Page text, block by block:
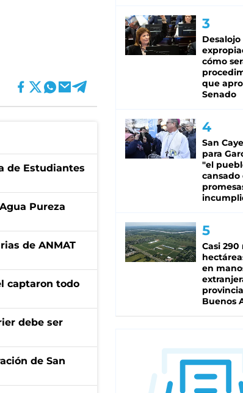
de Estudiantes
Pureza
de ANMAT
captaron todo
debe ser
de San
cómo
que
Senado
San
para
"el
cansado
Casi 290
en
Buenos